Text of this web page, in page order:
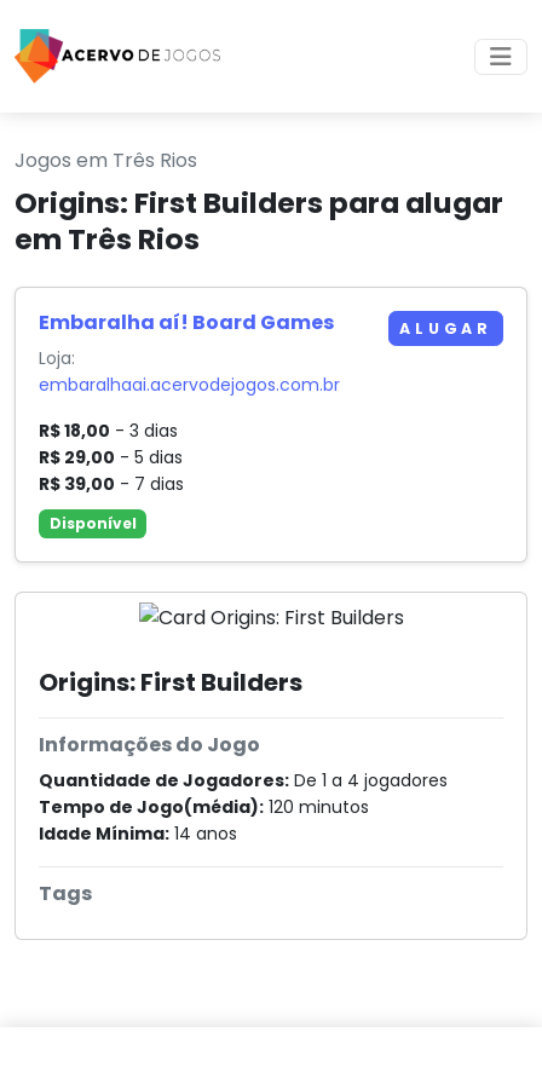
Jogos em Três Rios
Origins: First Builders para alugar
em Três Rios
Origins: First Builders
Informações do Jogo
Quantidade de Jogadores: De 1 a 4 jogadores
Tempo de Jogo(média): 120 minutos
Idade Mínima: 14 anos
Tags
Embaralha aí! Board Games
Loja:
embaralhaai.acervodejogos.com.br
R$ 18,00 - 3 dias
R$ 29,00 - 5 dias
R$ 39,00 - 7 dias
Disponível
ALUGAR